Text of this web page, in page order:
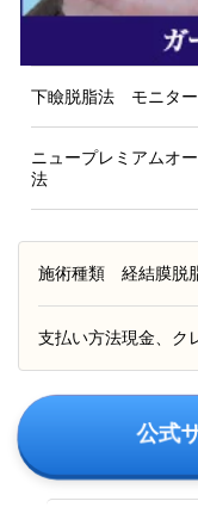
下瞼脱脂法 モニタ
ニュープレミアムオ
法
施術種類 経結膜脱
支払い方法現金、ク
公式